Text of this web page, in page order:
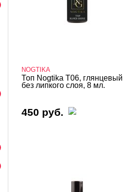
NOGTIKA
Топ Nogtika T06, глянцевый
без липкого слоя, 8 мл.
450 руб.